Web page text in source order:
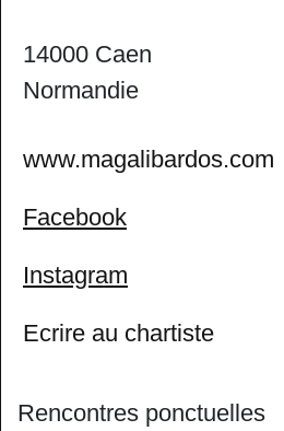
14000 Caen
Normandie
www.magalibardos.com
Facebook
Instagram
Ecrire au chartiste
Rencontres ponctuelles